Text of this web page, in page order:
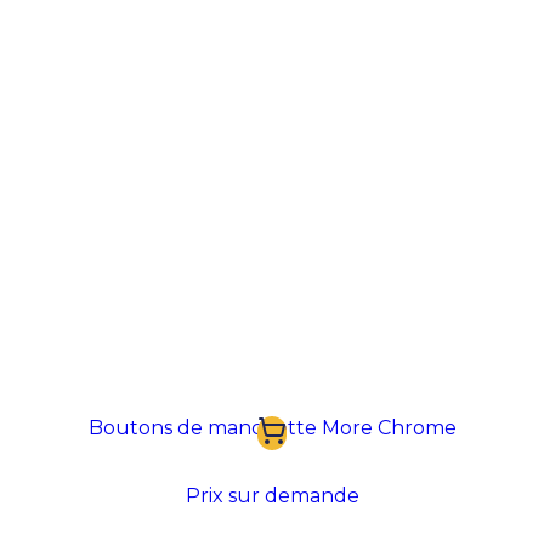
Boutons de manchette More Chrome
Prix sur demande